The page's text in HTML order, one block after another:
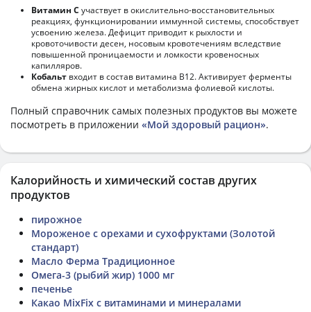
Витамин С участвует в окислительно-восстановительных
реакциях, функционировании иммунной системы, способствует
усвоению железа. Дефицит приводит к рыхлости и
кровоточивости десен, носовым кровотечениям вследствие
повышенной проницаемости и ломкости кровеносных
капилляров.
Кобальт входит в состав витамина В12. Активирует ферменты
обмена жирных кислот и метаболизма фолиевой кислоты.
Полный справочник самых полезных продуктов вы можете
посмотреть в приложении «Мой здоровый рацион».
Калорийность и химический состав других
продуктов
пирожное
Мороженое с орехами и сухофруктами (Золотой
стандарт)
Масло Ферма Традиционное
Омега-3 (рыбий жир) 1000 мг
печенье
Какао MixFix с витаминами и минералами